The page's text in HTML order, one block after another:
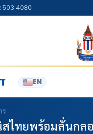
503 4080
EN
ร
สไทยพร้อมลั่นกล